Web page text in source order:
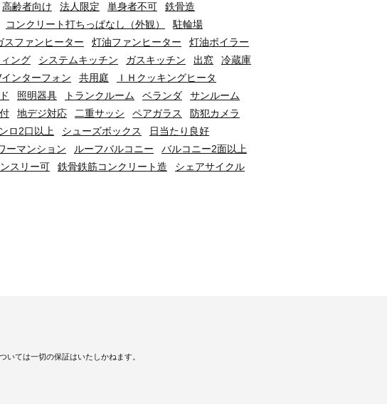
高齢者向け 法人限定 単身者不可
鉄骨造
コンクリート打ちっぱなし（外観）
駐輪場
スファンヒーター 灯油ファンヒーター
灯油ボイラー
ング システムキッチン ガスキッチン 出窓
冷蔵庫
ンターフォン 共用庭
ＩＨクッキングヒータ
照明器具 トランクルーム ベランダ
サンルーム
地デジ対応 二重サッシ ペアガラス
防犯カメラ
ロ2口以上 シューズボックス
日当たり良好
ーマンション ルーフバルコニー
バルコニー2面以上
スリー可 鉄骨鉄筋コンクリート造
シェアサイクル
ては一切の保証はいたしかねます。